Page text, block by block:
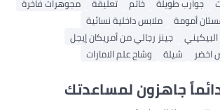
جوارب طويلة خاتم تعليقة
مجوهرات فاخرة
أمومة
ملابس داخلية نسائية
البيكيني
جينز رجالي من أمريكان إيجل
اخضر شيلة وشاح علم الامارات
جاهزون لمساعدتك